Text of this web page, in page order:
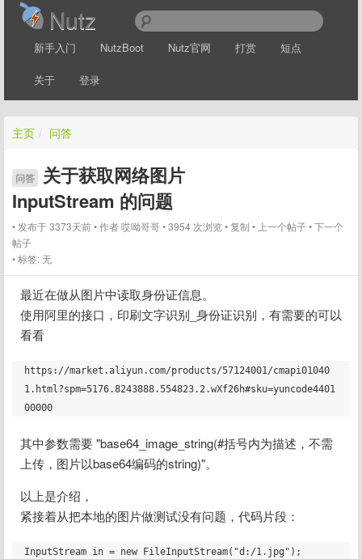
Nutz
新手入门 NutzBoot Nutz官网 打赏 短点
关于 登录
主页 / 问答
问答
关于获取网络图片
InputStream 的问题
发布于 3373天前 作者哎呦哥哥 3954 次浏览 复制 上一个帖子 下一个
帖子
标签:无
最近在做从图片中读取身份证信息。
使用阿里的接口，印刷文字识别_身份证识别，有需要的可以
看看
https://market.aliyun.com/products/57124001/cmapi01040
1.html?spm=5176.8243888.554823.2.wXf26h#sku=yuncode4401
其中参数需要 "base64_image_string(#括号内为描述，不需
上传，图片以base64编码的string)"。
以上是介绍，
紧接着从把本地的图片做测试没有问题，代码片段：
InputStream in = new FileInputStream("d:/1.jpg");